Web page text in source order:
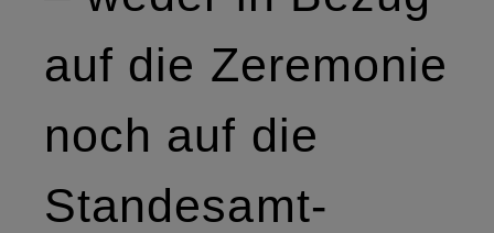
auf die Zeremonie
noch auf die
Standesamt-